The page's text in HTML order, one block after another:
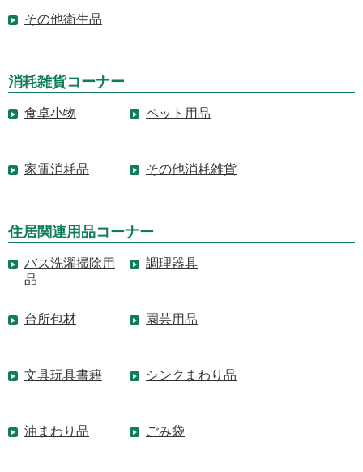
その他衛生品
消耗雑貨コーナー
食卓小物 ペット用品
家電消耗品 その他消耗雑貨
住居関連用品コーナー
バス洗濯掃除用
品
調理器具
台所包材 園芸用品
文具玩具書籍 シンクまわり品
油まわり品 ごみ袋